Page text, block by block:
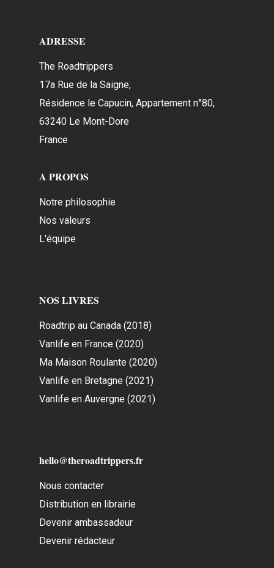
ADRESSE
The Roadtrippers
17a Rue de la Saigne,
Résidence le Capucin, Appartement n°80,
63240 Le Mont-Dore
France
A PROPOS
Notre philosophie
Nos valeurs
L'équipe
NOS LIVRES
Roadtrip au Canada (2018)
Vanlife en France (2020)
Ma Maison Roulante (2020)
Vanlife en Bretagne (2021)
Vanlife en Auvergne (2021)
hello@theroadtrippers.fr
Nous contacter
Distribution en librairie
Devenir ambassadeur
Devenir rédacteur